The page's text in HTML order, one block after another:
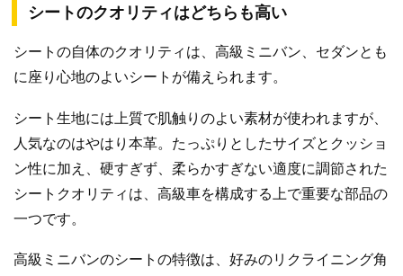
シートのクオリティはどちらも高い
シートの自体のクオリティは、高級ミニバン、セダンとも
に座り心地のよいシートが備えられます。
シート生地には上質で肌触りのよい素材が使われますが、
人気なのはやはり本革。たっぷりとしたサイズとクッショ
ン性に加え、硬すぎず、柔らかすぎない適度に調節された
シートクオリティは、高級車を構成する上で重要な部品の
一つです。
高級ミニバンのシートの特徴は、好みのリクライニング角